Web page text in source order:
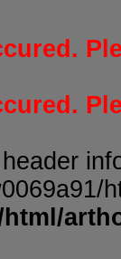
html/